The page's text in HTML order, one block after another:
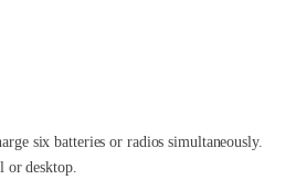
six batteries or radios simultaneously.
or desktop.